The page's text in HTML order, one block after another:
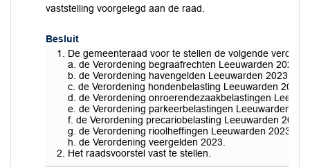
vaststelling voorgelegd aan de raad.
Besluit
De gemeenteraad voor te stellen de volgende
a. de Verordening begraafrechten Leeuwarden 2023
b. de Verordening havengelden Leeuwarden 2023 en
c. de Verordening hondenbelasting Leeuwarden 2023
d. de Verordening onroerendezaakbelastingen
e. de Verordening parkeerbelastingen Leeuwarden
f. de Verordening precariobelasting Leeuwarden
g. de Verordening rioolheffingen Leeuwarden 2023;
h. de Verordening veergelden 2023.
Het raadsvoorstel vast te stellen.